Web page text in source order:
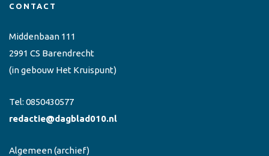
CONTACT
Middenbaan 111
2991 CS Barendrecht
(in gebouw Het Kruispunt)
Tel: 0850430577
redactie@dagblad010.nl
Algemeen(archief)